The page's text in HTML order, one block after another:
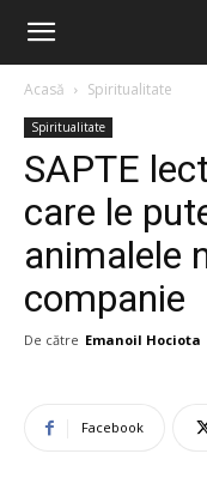
Acasă Spiritualitate
Spiritualitate
SAPTE
care le
animalele
companie
De către Emanoil Hociota
Facebook